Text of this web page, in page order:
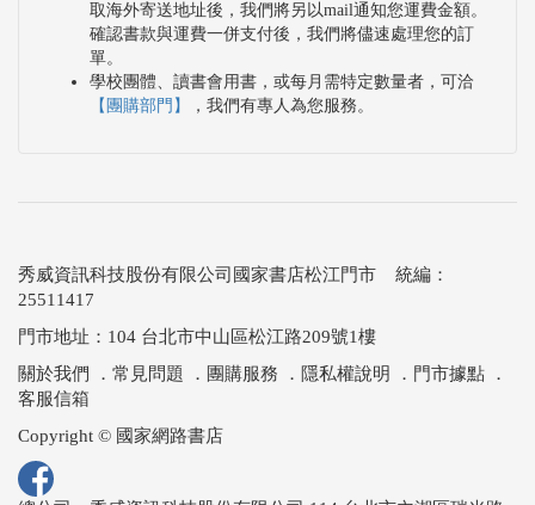
取海外寄送地址後，我們將另以mail通知您運費金額。
確認書款與運費一併支付後，我們將儘速處理您的訂
單。
學校團體、讀書會用書，或每月需特定數量者，可洽
【團購部門】
，我們有專人為您服務。
秀威資訊科技股份有限公司國家書店松江門市 統編：
25511417
門市地址：104 台北市中山區松江路209號1樓
關於我們
． 常見問題 ． 團購服務 ． 隱私權說明 ． 門市據點 ．
客服信箱
Copyright © 國家網路書店